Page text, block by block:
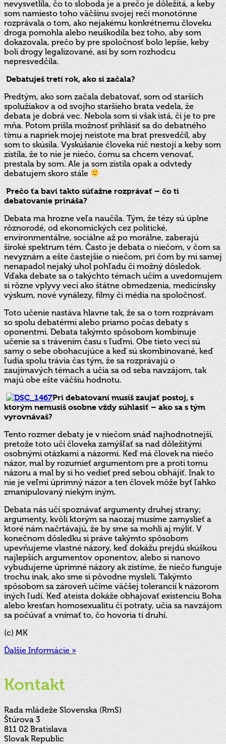
nevysvetlila, čo to sloboda je a prečo je dôležitá, a keby
som namiesto toho väčšinu svojej reči monotónne
rozprávala o tom, ako nejakému konkrétnemu človeku
droga pomohla alebo neuškodila bez toho, aby som
dokazovala, prečo by pre spoločnosť bolo lepšie, keby
boli drogy legalizované, asi by som rozhodcu
nepresvedčila.
Debatuješ tretí rok, ako si začala?
Predtým, ako som začala debatovať, som od starších
spolužiakov a od svojho staršieho brata vedela, že
debata je dobrá vec. Nebola som si však istá, či je to pre
mňa. Potom prišla možnosť prihlásiť sa do debatného
tímu a napriek mojej neistote ma brat presvedčil, aby
som to skúsila. Vyskúšanie človeka nič nestojí a keby som
zistila, že to nie je niečo, čomu sa chcem venovať,
prestala by som. Ale ja som zistila opak a odvtedy
debatujem skoro stále
Prečo ťa baví takto súťažne rozprávať – čo ti
debatovanie prináša?
Debata ma hrozne veľa naučila. Tým, že tézy sú úplne
rôznorodé, od ekonomických cez politické,
environmentálne, sociálne až po morálne, zaberajú
široké spektrum tém. Často je debata o niečom, v čom sa
nevyznám a ešte častejšie o niečom, pri čom by mi samej
nenapadol nejaký uhol pohľadu či možný dôsledok.
Vďaka debate sa o takýchto témach učím a uvedomujem
si rôzne vplyvy vecí ako štátne obmedzenia, medicínsky
výskum, nové vynálezy, filmy či média na spoločnosť.
Toto učenie nastáva hlavne tak, že sa o tom rozprávam
so spolu debatérmi alebo priamo počas debaty s
oponentmi. Debata takýmto spôsobom kombinuje
učenie sa s trávením času s ľuďmi. Obe tieto veci sú
samy o sebe obohacujúce a keď sú skombinované, keď
ľudia spolu trávia čas tým, že sa rozprávajú o
zaujímavých témach a učia sa od seba navzájom, tak
majú obe ešte väčšiu hodnotu.
Pri debatovaní musíš zaujať postoj, s
ktorým nemusíš osobne vždy súhlasiť – ako sa s tým
vyrovnávaš?
Tento rozmer debaty je v niečom snáď najhodnotnejší,
pretože toto učí človeka zamýšľať sa nad dôležitými
osobnými otázkami a názormi. Keď má človek na niečo
názor, mal by rozumieť argumentom pre a proti tomu
názoru a mal by si ho vedieť pred sebou obhájiť. Inak to
nie je veľmi úprimný názor a ten človek môže byť ľahko
zmanipulovaný niekým iným.
Debata nás učí spoznávať argumenty druhej strany;
argumenty, kvôli ktorým sa naozaj musíme zamyslieť a
ktoré nám načrtávajú, že by sme sa mohli aj mýliť. V
konečnom dôsledku si práve takýmto spôsobom
upevňujeme vlastné názory, keď dokážu prejdú skúškou
najlepších argumentov oponentov, alebo si nanovo
vybudujeme úprimné názory ak zistíme, že niečo funguje
trochu inak, ako sme si pôvodne mysleli. Takýmto
spôsobom sa zároveň učíme väčšej tolerancií k názorom
iných ľudí. Keď ateista dokáže obhajovať existenciu Boha
alebo kresťan homosexualitu či potraty, učia sa navzájom
sa počúvať a vnímať to, čo hovoria tí druhí.
(c) MK
Ďalšie Informácie »
Kontakt
Rada mládeže Slovenska (RmS)
Štúrova 3
811 02 Bratislava
Slovak Republic